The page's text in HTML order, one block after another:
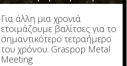
Για άλλη μια χρονιά
ετοιμάζουμε βαλίτσες για το
σημαντικότερο τετραήμερο
του χρόνου: Graspop Metal
Meeting